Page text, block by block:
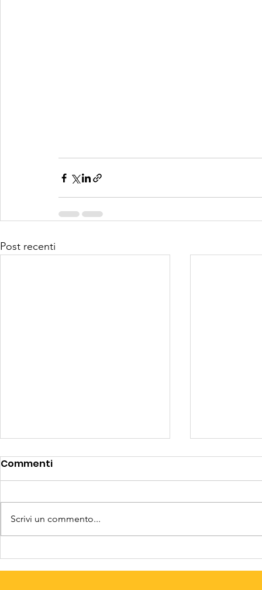
Post recenti
Noi non ci fermiamo e
voi?
gnomi”
Commenti
Scrivi un commento...